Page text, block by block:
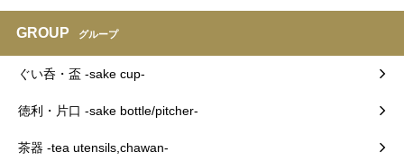
GROUP グループ
ぐい呑・盃 -sake cup-
徳利・片口 -sake bottle/pitcher-
茶器 -tea utensils,chawan-